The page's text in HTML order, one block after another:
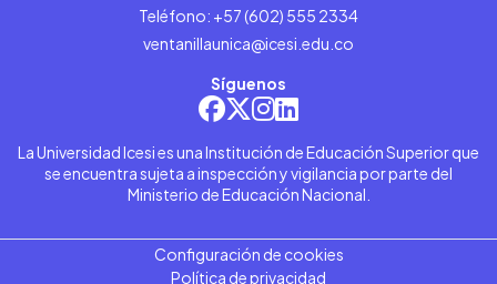
Teléfono: +57 (602) 555 2334
ventanillaunica@icesi.edu.co
Síguenos
La Universidad Icesi es una Institución de Educación Superior que
se encuentra sujeta a inspección y vigilancia por parte del
Ministerio de Educación Nacional.
Configuración de cookies
Política de privacidad